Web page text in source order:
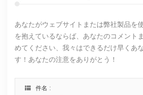
あなたがウェブサイトまたは弊社製品を
を抱えているならば、あなたのコメント
めてください、我々はできるだけ早くあ
す！あなたの注意をありがとう！
件名 :